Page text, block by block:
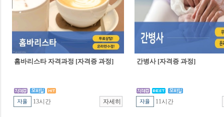
홈바리스타 자격과정 [자격증 과정]
13시간
간병사 [자격증 과정]
11시간